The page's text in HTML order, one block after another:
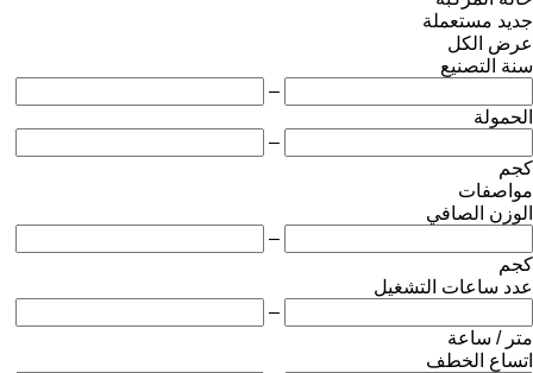
جديد مستعملة
عرض الكل
سنة التصنيع
–
الحمولة
–
كجم
مواصفات
الوزن الصافي
–
كجم
عدد ساعات التشغيل
–
متر / ساعة
اتساع الخطف